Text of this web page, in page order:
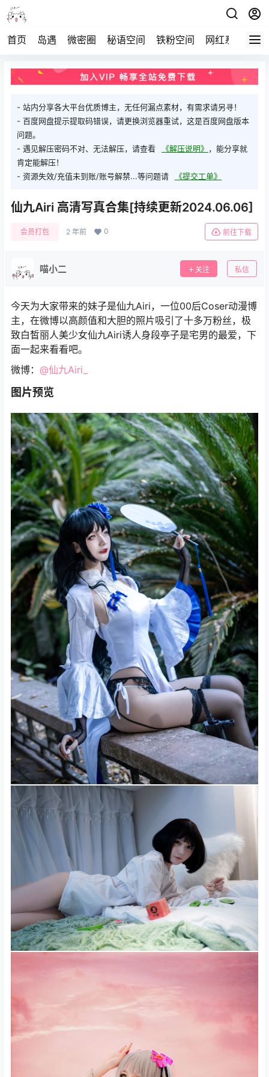
首页 岛遇 微密圈 秘语空间 铁粉空间 网红系列 打
- 站内分享各大平台优质博主，无任何漏点素材，有需求请另寻！
- 百度网盘提示提取码错误，请更换浏览器重试，这是百度网盘版本
问题。
- 遇见解压密码不对、无法解压，请查看
《解压说明》 ，能分享就
肯定能解压！
- 资源失效/充值未到账/账号解禁...等问题请
《提交工单》
仙九Airi 高清写真合集[持续更新2024.06.06]
会员打包 2 年前 0 前往下载
喵小二 关注 私信
今天为大家带来的妹子是仙九Airi，一位00后Coser动漫博
主，在微博以高颜值和大胆的照片吸引了十多万粉丝，极
致白皙丽人美少女仙九Airi诱人身段亭子是宅男的最爱，下
面一起来看看吧。
微博： @仙九Airi_
图片预览